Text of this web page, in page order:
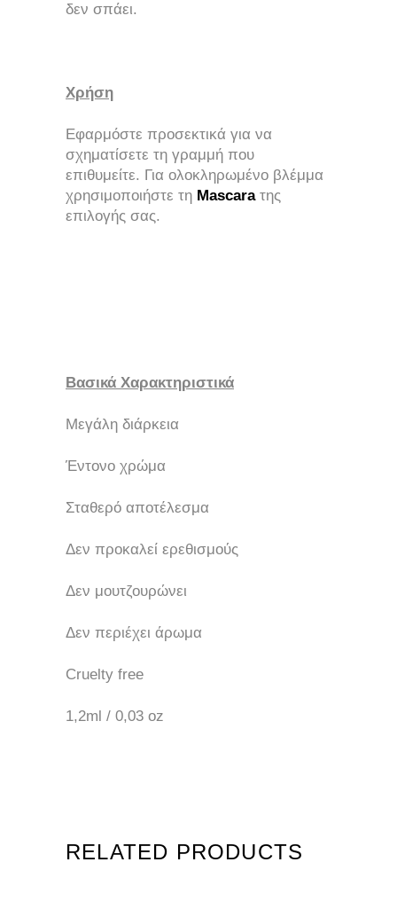
δεν σπάει.
Χρήση
Εφαρμόστε προσεκτικά για να
σχηματίσετε τη γραμμή που
επιθυμείτε. Για ολοκληρωμένο βλέμμα
χρησιμοποιήστε τη Mascara της
επιλογής σας.
Βασικά Χαρακτηριστικά
Μεγάλη διάρκεια
Έντονο χρώμα
Σταθερό αποτέλεσμα
Δεν προκαλεί ερεθισμούς
Δεν μουτζουρώνει
Δεν περιέχει άρωμα
Cruelty free
1,2ml / 0,03 oz
RELATED PRODUCTS